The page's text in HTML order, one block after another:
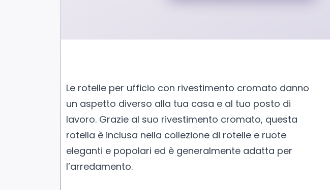
Le rotelle per ufficio con rivestimento cromato danno
un aspetto diverso alla tua casa e al tuo posto di
lavoro. Grazie al suo rivestimento cromato, questa
rotella è inclusa nella collezione di rotelle e ruote
eleganti e popolari ed è generalmente adatta per
l’arredamento.